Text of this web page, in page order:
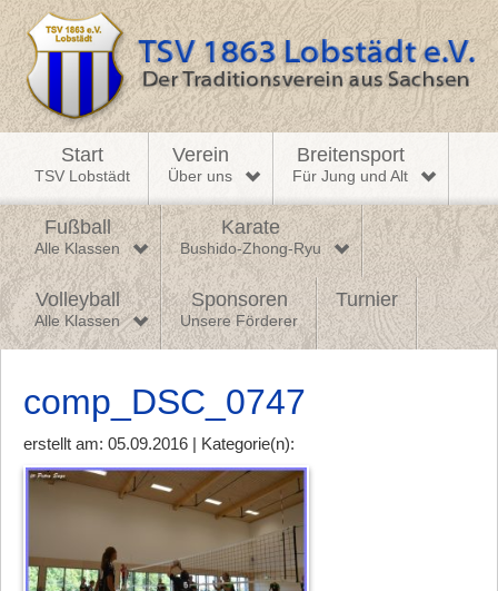
Start
TSV Lobstädt
Verein
Über uns
Breitensport
Für Jung und Alt
Fußball
Alle Klassen
Karate
Bushido-Zhong-Ryu
Volleyball
Alle Klassen
Sponsoren
Unsere Förderer
Turnier
comp_DSC_0747
erstellt am: 05.09.2016 | Kategorie(n):